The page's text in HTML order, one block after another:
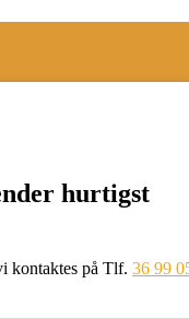
hurtigst
kontaktes på Tlf. 36 99